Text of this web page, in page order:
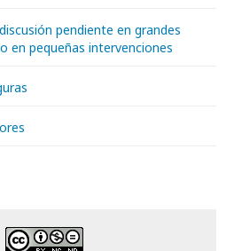
pendiente en grandes
en pequeñas intervenciones